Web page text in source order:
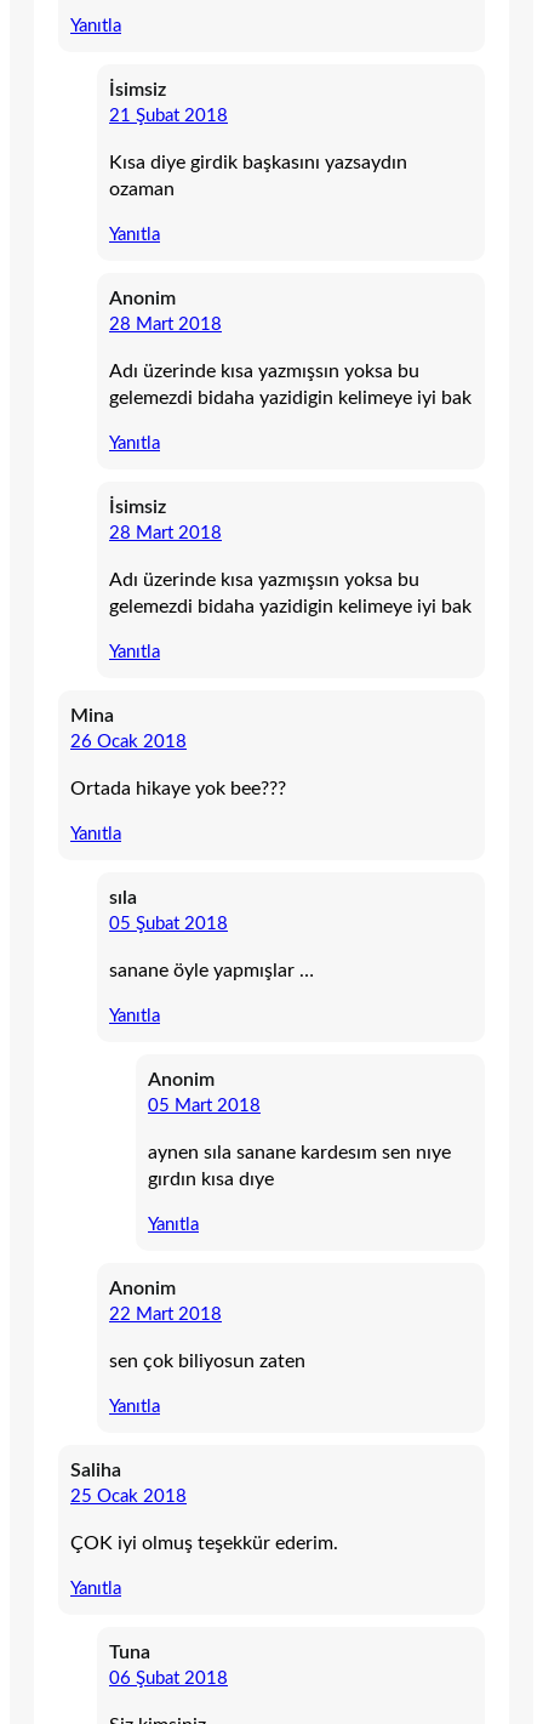
Yanıtla
İsimsiz
21 Şubat 2018
Kısa diye girdik başkasını yazsaydın
ozaman
Yanıtla
Anonim
28 Mart 2018
Adı üzerinde kısa yazmışsın yoksa bu
gelemezdi bidaha yazidigin kelimeye iyi bak
Yanıtla
İsimsiz
28 Mart 2018
Adı üzerinde kısa yazmışsın yoksa bu
gelemezdi bidaha yazidigin kelimeye iyi bak
Yanıtla
Mina
26 Ocak 2018
Ortada hikaye yok bee???
Yanıtla
sıla
05 Şubat 2018
sanane öyle yapmışlar …
Yanıtla
Anonim
05 Mart 2018
aynen sıla sanane kardesım sen nıye
gırdın kısa dıye
Yanıtla
Anonim
22 Mart 2018
sen çok biliyosun zaten
Yanıtla
Saliha
25 Ocak 2018
ÇOK iyi olmuş teşekkür ederim.
Yanıtla
Tuna
06 Şubat 2018